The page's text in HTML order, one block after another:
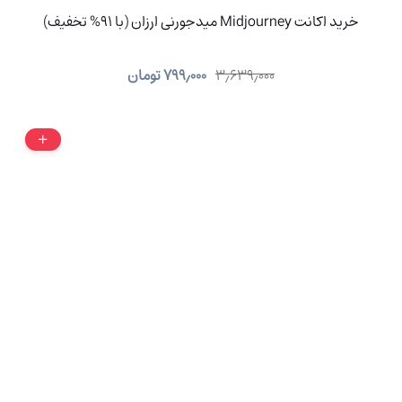
خرید اکانت Midjourney میدجورنی ارزان (با 91% تخفیف)
۳٫۶۳۹٫۰۰۰ ۷۹۹٫۰۰۰تومان